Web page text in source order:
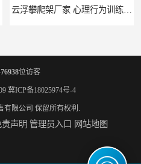
宁德攀爬架参数 爬绳架 量大优惠
位访客
冀ICP备18025974号-4
有限公司 保留所有权利.
责声明 管理员入口 网站地图